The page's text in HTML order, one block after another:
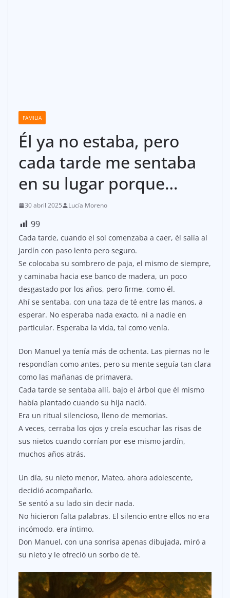
FAMILIA
Él ya no estaba, pero
cada tarde me sentaba
en su lugar porque…
30 abril 2025 Lucía Moreno
99
Cada tarde, cuando el sol comenzaba a caer, él salía al
jardín con paso lento pero seguro.
Se colocaba su sombrero de paja, el mismo de siempre,
y caminaba hacia ese banco de madera, un poco
desgastado por los años, pero firme, como él.
Ahí se sentaba, con una taza de té entre las manos, a
esperar. No esperaba nada exacto, ni a nadie en
particular. Esperaba la vida, tal como venía.
Don Manuel ya tenía más de ochenta. Las piernas no le
respondían como antes, pero su mente seguía tan clara
como las mañanas de primavera.
Cada tarde se sentaba allí, bajo el árbol que él mismo
había plantado cuando su hija nació.
Era un ritual silencioso, lleno de memorias.
A veces, cerraba los ojos y creía escuchar las risas de
sus nietos cuando corrían por ese mismo jardín,
muchos años atrás.
Un día, su nieto menor, Mateo, ahora adolescente,
decidió acompañarlo.
Se sentó a su lado sin decir nada.
No hicieron falta palabras. El silencio entre ellos no era
incómodo, era íntimo.
Don Manuel, con una sonrisa apenas dibujada, miró a
su nieto y le ofreció un sorbo de té.